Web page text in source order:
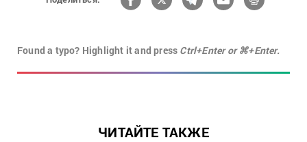
Found a typo? Highlight it and press Ctrl+Enter or ⌘+Enter.
ЧИТАЙТЕ ТАКЖЕ